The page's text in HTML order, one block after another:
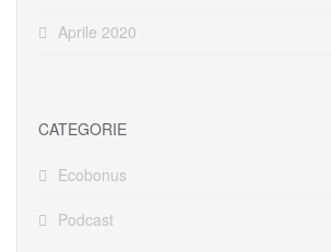
Aprile 2020
CATEGORIE
Ecobonus
Podcast